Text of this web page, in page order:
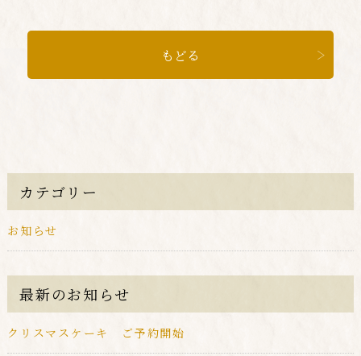
もどる
カテゴリー
お知らせ
最新のお知らせ
クリスマスケーキ ご予約開始